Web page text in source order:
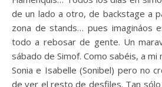
de un lado a otro, de backstage a
zona de stands… pues imagináos
todo a rebosar de gente. Un
sábado de Simof. Como sabéis, a
Sonia e Isabelle (Sonibel) pero no
de ver el resto de desfiles. Tan